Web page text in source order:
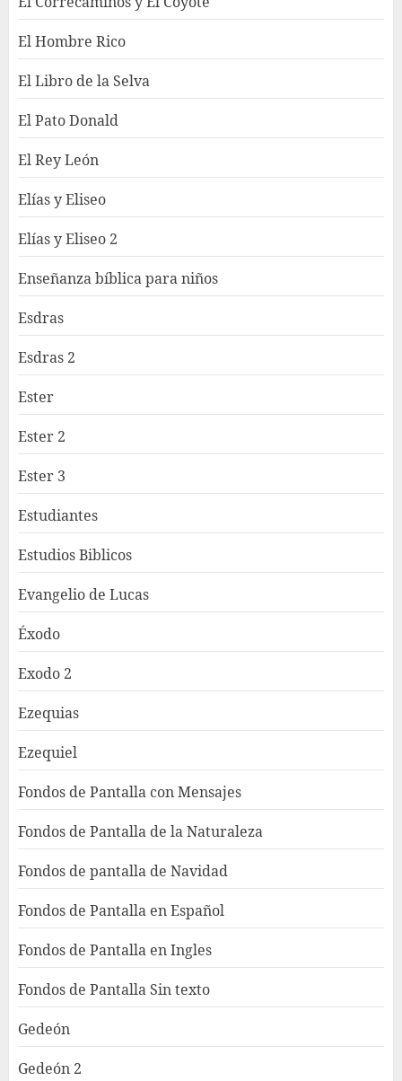
El Hombre Rico
El Libro de la Selva
El Pato Donald
El Rey León
Elías y Eliseo
Elías y Eliseo 2
Enseñanza bíblica para niños
Esdras
Esdras 2
Ester
Ester 2
Ester 3
Estudiantes
Estudios Biblicos
Evangelio de Lucas
Éxodo
Exodo 2
Ezequias
Ezequiel
Fondos de Pantalla con Mensajes
Fondos de Pantalla de la Naturaleza
Fondos de pantalla de Navidad
Fondos de Pantalla en Español
Fondos de Pantalla en Ingles
Fondos de Pantalla Sin texto
Gedeón
Gedeón 2